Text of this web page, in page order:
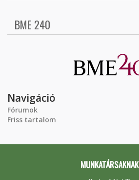
BME 240
Navigáció
Fórumok
Friss tartalom
MUNKATÁRSAKNAK